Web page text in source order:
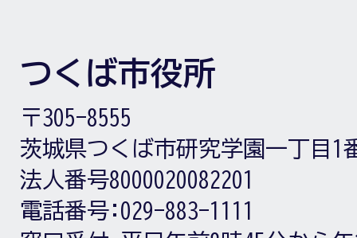
つくば市役所
〒305-8555
茨城県つくば市研究学園一丁目1
法人番号8000020082201
電話番号: 029-883-1111